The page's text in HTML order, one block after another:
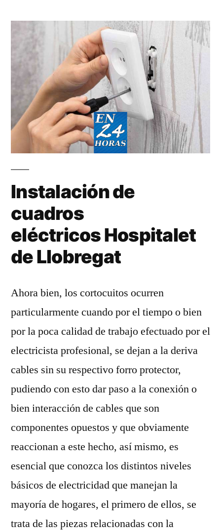
Instalación de
cuadros
eléctricos Hospitalet
de Llobregat
Ahora bien, los cortocuitos ocurren
particularmente cuando por el tiempo o bien
por la poca calidad de trabajo efectuado por el
electricista profesional, se dejan a la deriva
cables sin su respectivo forro protector,
pudiendo con esto dar paso a la conexión o
bien interacción de cables que son
componentes opuestos y que obviamente
reaccionan a este hecho, así mismo, es
esencial que conozca los distintos niveles
básicos de electricidad que manejan la
mayoría de hogares, el primero de ellos, se
trata de las piezas relacionadas con la